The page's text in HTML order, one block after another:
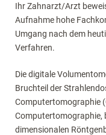
Ihr Zahnarzt/Arzt
Aufnahme hohe
Umgang nach dem
Verfahren.
Die digitale
Bruchteil der
Computertomographie
Computertomographie,
dimensionalen